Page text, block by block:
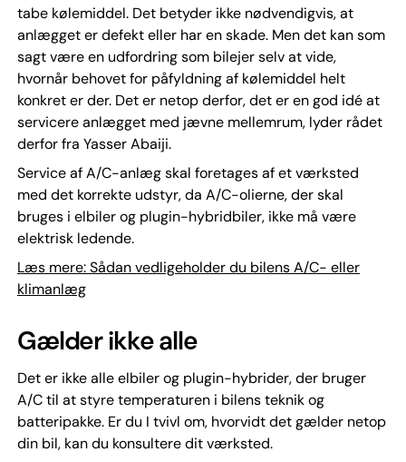
tabe kølemiddel. Det betyder ikke nødvendigvis, at
anlægget er defekt eller har en skade. Men det kan som
sagt være en udfordring som bilejer selv at vide,
hvornår behovet for påfyldning af kølemiddel helt
konkret er der. Det er netop derfor, det er en god idé at
servicere anlægget med jævne mellemrum, lyder rådet
derfor fra Yasser Abaiji.
Service af A/C-anlæg skal foretages af et værksted
med det korrekte udstyr, da A/C-olierne, der skal
bruges i elbiler og plugin-hybridbiler, ikke må være
elektrisk ledende.
Læs mere: Sådan vedligeholder du bilens A/C- eller
klimanlæg
Gælder ikke alle
Det er ikke alle elbiler og plugin-hybrider, der bruger
A/C til at styre temperaturen i bilens teknik og
batteripakke. Er du I tvivl om, hvorvidt det gælder netop
din bil, kan du konsultere dit værksted.